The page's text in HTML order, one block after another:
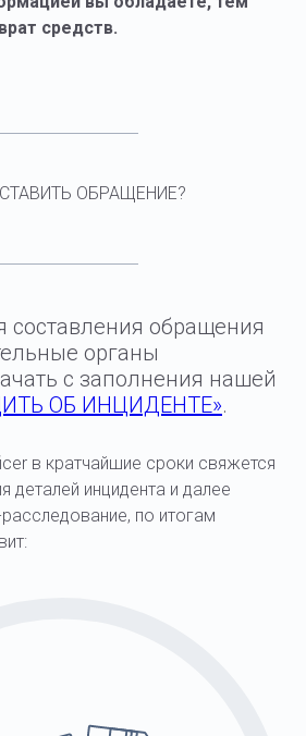
средств.
ОБРАЩЕНИЕ?
составления обращения
органы
с заполнения нашей
ОБ ИНЦИДЕНТЕ».
в кратчайшие сроки свяжется
деталей инцидента и далее
по итогам